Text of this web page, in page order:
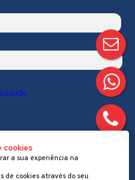
cookies
a sua experiência na
de cookies através do seu